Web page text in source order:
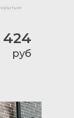
424
руб